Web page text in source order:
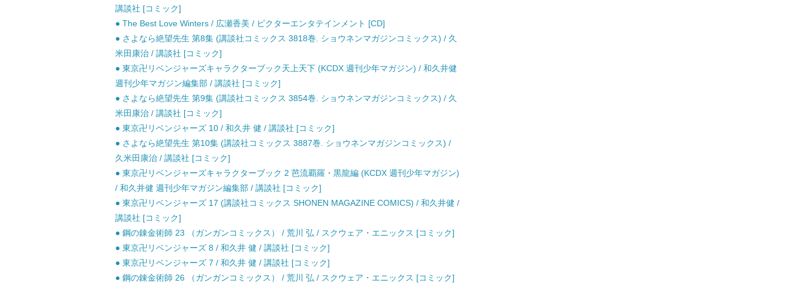
講談社 [コミック]
● The Best Love Winters / 広瀬香美 / ビクターエンタテインメント [CD]
● さよなら絶望先生 第8集 (講談社コミックス 3818巻. ショウネンマガジンコミックス) / 久
米田康治 / 講談社 [コミック]
● 東京卍リベンジャーズキャラクターブック天上天下 (KCDX 週刊少年マガジン) / 和久井健
週刊少年マガジン編集部 / 講談社 [コミック]
● さよなら絶望先生 第9集 (講談社コミックス 3854巻. ショウネンマガジンコミックス) / 久
米田康治 / 講談社 [コミック]
● 東京卍リベンジャーズ 10 / 和久井 健 / 講談社 [コミック]
● さよなら絶望先生 第10集 (講談社コミックス 3887巻. ショウネンマガジンコミックス) /
久米田康治 / 講談社 [コミック]
● 東京卍リベンジャーズキャラクターブック 2 芭流覇羅・黒龍編 (KCDX 週刊少年マガジン)
/ 和久井健 週刊少年マガジン編集部 / 講談社 [コミック]
● 東京卍リベンジャーズ 17 (講談社コミックス SHONEN MAGAZINE COMICS) / 和久井健 /
講談社 [コミック]
● 鋼の錬金術師 23 （ガンガンコミックス） / 荒川 弘 / スクウェア・エニックス [コミック]
● 東京卍リベンジャーズ 8 / 和久井 健 / 講談社 [コミック]
● 東京卍リベンジャーズ 7 / 和久井 健 / 講談社 [コミック]
● 鋼の錬金術師 26 （ガンガンコミックス） / 荒川 弘 / スクウェア・エニックス [コミック]